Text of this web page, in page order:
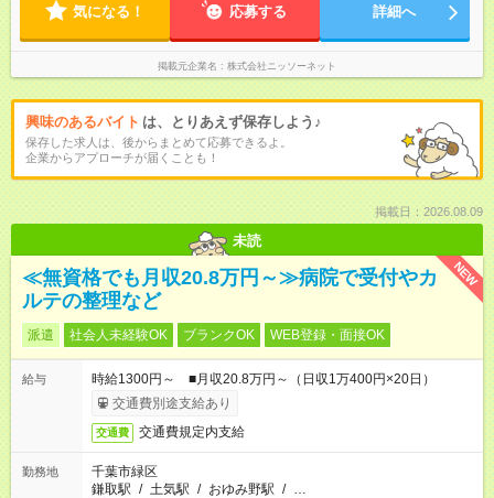
気になる！ 応募する 詳細へ
掲載元企業名 株式会社ニッソーネット
興味のあるバイト は、とりあえず保存しよう♪
保存した求人は、後からまとめて応募できるよ。
企業からアプローチが届くことも！
掲載日：2026.08.09
未読
NEW
≪無資格でも月収20.8万円～≫病院で受付やカ
ルテの整理など
派遣 社会人未経験OK ブランクOK WEB登録・面接OK
給与
時給1300円～ ■月収20.8万円～（日収1万400円×20日）
交通費別途支給あり
交通費 交通費規定内支給
勤務地
千葉市緑区
鎌取駅 / 土気駅 / おゆみ野駅 / …